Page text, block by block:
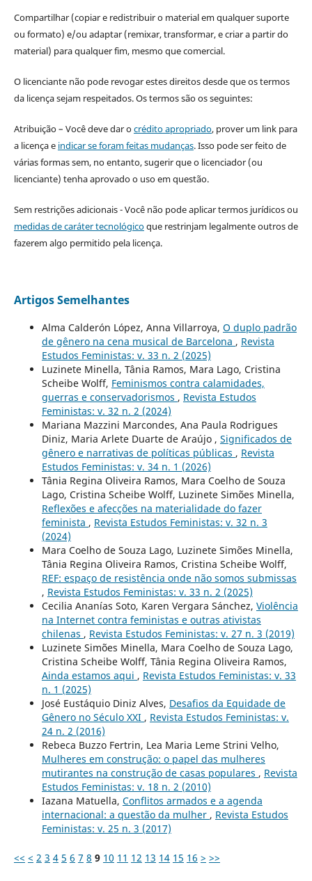
Compartilhar (copiar e redistribuir o material em qualquer suporte
ou formato) e/ou adaptar (remixar, transformar, e criar a partir do
material) para qualquer fim, mesmo que comercial.
O licenciante não pode revogar estes direitos desde que os termos
da licença sejam respeitados. Os termos são os seguintes:
Atribuição – Você deve dar ocrédito apropriado, prover um link para
a licença e indicar se foram feitas mudanças. Isso pode ser feito de
várias formas sem, no entanto, sugerir que o licenciador (ou
licenciante) tenha aprovado o uso em questão.
Sem restrições adicionais - Você não pode aplicar termos jurídicos ou
medidas de caráter tecnológicoque restrinjam legalmente outros de
fazerem algo permitido pela licença.
Artigos Semelhantes
Alma Calderón López, Anna Villarroya, O duplo padrão
de gênero na cena musical de Barcelona , Revista
Estudos Feministas: v. 33 n. 2 (2025)
Luzinete Minella, Tânia Ramos, Mara Lago, Cristina
Scheibe Wolff, Feminismos contra calamidades,
guerras e conservadorismos , Revista Estudos
Feministas: v. 32 n. 2 (2024)
Mariana Mazzini Marcondes, Ana Paula Rodrigues
Diniz, Maria Arlete Duarte de Araújo , Significados de
gênero e narrativas de políticas públicas , Revista
Estudos Feministas: v. 34 n. 1 (2026)
Tânia Regina Oliveira Ramos, Mara Coelho de Souza
Lago, Cristina Scheibe Wolff, Luzinete Simões Minella,
Reflexões e afecções na materialidade do fazer
feminista , Revista Estudos Feministas: v. 32 n. 3
(2024)
Mara Coelho de Souza Lago, Luzinete Simões Minella,
Tânia Regina Oliveira Ramos, Cristina Scheibe Wolff,
REF: espaço de resistência onde não somos submissas
, Revista Estudos Feministas: v. 33 n. 2 (2025)
Cecilia Ananías Soto, Karen Vergara Sánchez, Violência
na Internet contra feministas e outras ativistas
chilenas , Revista Estudos Feministas: v. 27 n. 3 (2019)
Luzinete Simões Minella, Mara Coelho de Souza Lago,
Cristina Scheibe Wolff, Tânia Regina Oliveira Ramos,
Ainda estamos aqui , Revista Estudos Feministas: v. 33
n. 1 (2025)
José Eustáquio Diniz Alves, Desafios da Equidade de
Gênero no Século XXI , Revista Estudos Feministas: v.
24 n. 2 (2016)
Rebeca Buzzo Fertrin, Lea Maria Leme Strini Velho,
Mulheres em construção: o papel das mulheres
mutirantes na construção de casas populares , Revista
Estudos Feministas: v. 18 n. 2 (2010)
Iazana Matuella, Conflitos armados e a agenda
internacional: a questão da mulher , Revista Estudos
Feministas: v. 25 n. 3 (2017)
<< < 2 3 4 5 6 7 8 9 10 11 12 13 14 15 16 > >>